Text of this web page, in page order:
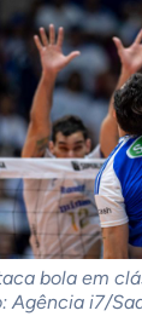
bola em
Agência i7/